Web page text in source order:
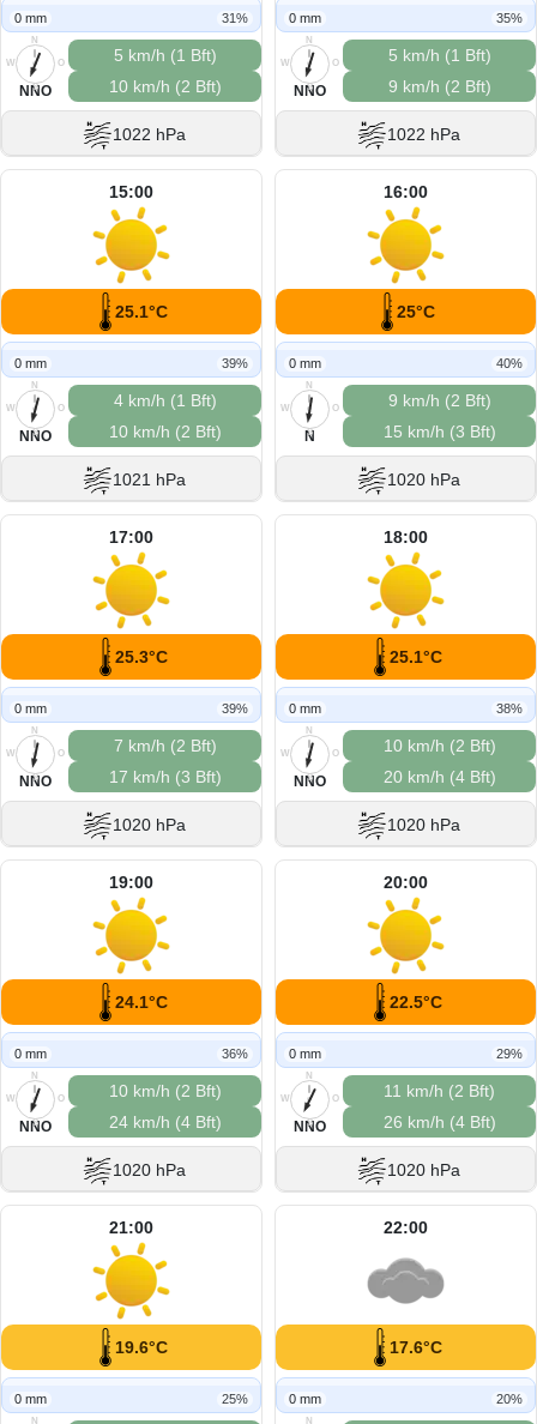
0 mm 31%
N
O
S
W
NNO
5 km/h (1 Bft)
10 km/h (2 Bft)
1022 hPa
0 mm 35%
N
O
S
W
NNO
5 km/h (1 Bft)
9 km/h (2 Bft)
1022 hPa
15:00
25.1°C
0 mm 39%
N
O
S
W
NNO
4 km/h (1 Bft)
10 km/h (2 Bft)
1021 hPa
16:00
25°C
0 mm 40%
N
O
S
W
N
9 km/h (2 Bft)
15 km/h (3 Bft)
1020 hPa
17:00
25.3°C
0 mm 39%
N
O
S
W
NNO
7 km/h (2 Bft)
17 km/h (3 Bft)
1020 hPa
18:00
25.1°C
0 mm 38%
N
O
S
W
NNO
10 km/h (2 Bft)
20 km/h (4 Bft)
1020 hPa
19:00
24.1°C
0 mm 36%
N
O
S
W
NNO
10 km/h (2 Bft)
24 km/h (4 Bft)
1020 hPa
20:00
22.5°C
0 mm 29%
N
O
S
W
NNO
11 km/h (2 Bft)
26 km/h (4 Bft)
1020 hPa
21:00
19.6°C
0 mm 25%
N
22:00
17.6°C
0 mm 20%
N